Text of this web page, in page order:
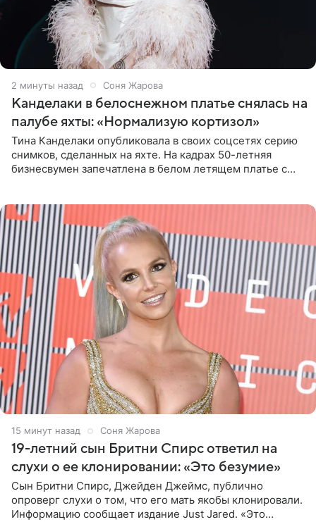
2 минуты назад Соня Жарова
Канделаки в белоснежном платье снялась на
палубе яхты: «Нормализую кортизол»
Тина Канделаки опубликовала в своих соцсетях серию
снимков, сделанных на яхте. На кадрах 50-летняя
бизнесвумен запечатлена в белом летящем платье с
15 минут назад Соня Жарова
19-летний сын Бритни Спирс ответил на
слухи о ее клонировании: «Это безумие»
Сын Бритни Спирс, Джейден Джеймс, публично
опроверг слухи о том, что его мать якобы клонировали.
Информацию сообщает издание Just Jared. «Это